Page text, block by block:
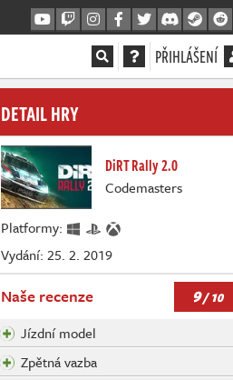
PŘIHLÁŠENÍ
DETAIL HRY
DiRT Rally 2.0
Codemasters
Platformy:
Vydání: 25. 2. 2019
Naše recenze 9/ 10
Jízdní model
Zpětná vazba